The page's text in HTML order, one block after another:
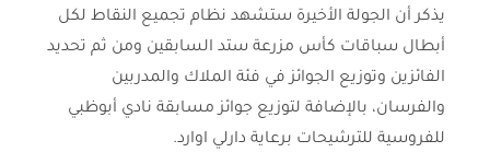
يذكر أن الجولة الأخيرة ستشهد نظام تجميع النقاط لكل
أبطال سباقات كأس مزرعة ستد السابقين ومن ثم تحديد
الفائزين وتوزيع الجوائز في فئة الملاك والمدربين
والفرسان، بالإضافة لتوزيع جوائز مسابقة نادي أبوظبي
للفروسية للترشيحات برعاية دارلي اوارد.